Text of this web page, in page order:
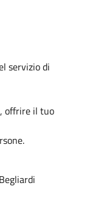
servizio di
offrire il tuo